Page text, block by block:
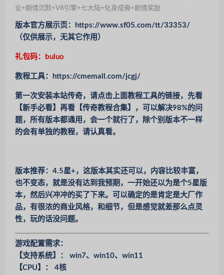
业+剧情沉默+V8引擎+七大陆+化身成佛+剧情奖励
版本官方展示页：https://www.sf05.com/tt/33353/
（仅供展示，无其它作用）
礼包码：buluo
教程工具：https://cmemall.com/jcgj/
第一次安装本站传奇，请点击上面教程工具的链接，先看
【新手必看】再看【传奇教程合集】，可以解决98%的问
题，所有版本都通用，会一个就行了，除个别版本不一样
的会有单独的教程，请认真看。
版本推荐：4.5星+，这版本其实还可以，内容比较丰富，
也不变态，就是没有达到我预期，一开始还以为是个5星版
本，然后兴冲冲的买了下来。可以确定的是肯定是大厂作
品，有很浓的商业风格，和细节，但是感觉就差那么点灵
性，玩的话没问题。
游戏配置需求：
【支持系统】： win7、win10、win11
【CPU】： 4核